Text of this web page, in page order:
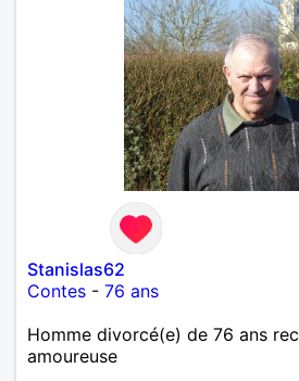
Stanislas62
Contes - 76 ans
Homme divorcé(e) de 76 ans
amoureuse